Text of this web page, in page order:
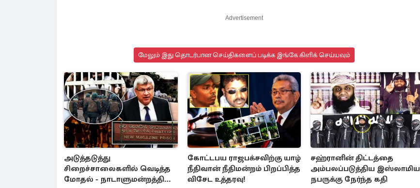
Advertisement
மேலும் இது தொடர்பான செய்திகளைப் படிக்க இங்கே கிளிக் செய்யவும்
அடுத்தடுத்து
சிறைச்சாலைகளில் வெடித்த
மோதல் - நாடாளுமன்றத்தில்
கோட்டபய ராஜபக்சவிற்கு யாழ்
நீதிவான் நீதிமன்றம் பிறப்பித்த
விசேட உத்தரவு!
சஹ்ரானின் திட்டத்தை
அம்பலப்படுத்திய இஸ்லாமிய
நபருக்கு நேர்ந்த கதி